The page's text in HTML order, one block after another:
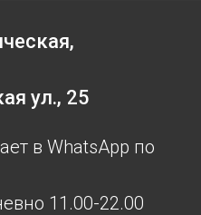
ул., 25
в WhatsApp по
11.00-22.00